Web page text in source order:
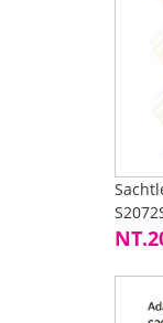
腳架